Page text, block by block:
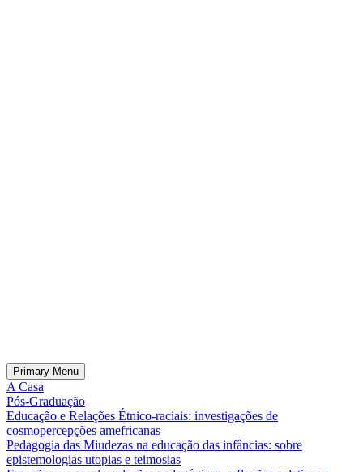
Primary Menu
A Casa
Pós-Graduação
Educação e Relações Étnico-raciais: investigações de
cosmopercepções amefricanas
Pedagogia das Miudezas na educação das infâncias: sobre
epistemologias utopias e teimosias